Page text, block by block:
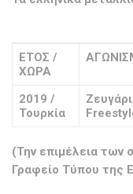
ΕΤΟΣ /
ΧΩΡΑ
2019 /
Τουρκία
(Την επιμέλεια των
Γραφείο Τύπου της